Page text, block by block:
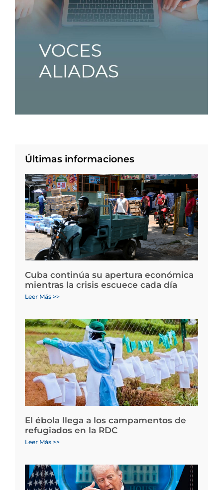
Últimas informaciones
Cuba continúa su apertura económica
mientras la crisis escuece cada día
Leer Más >>
El ébola llega a los campamentos de
refugiados en la RDC
Leer Más >>